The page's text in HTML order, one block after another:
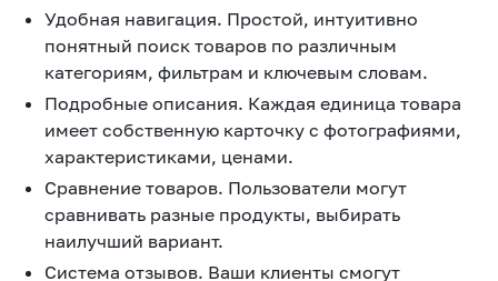
Удобная навигация. Простой, интуитивно
понятный поиск товаров по различным
категориям, фильтрам и ключевым словам.
Подробные описания. Каждая единица товара
имеет собственную карточку с фотографиями,
характеристиками, ценами.
Сравнение товаров. Пользователи могут
сравнивать разные продукты, выбирать
наилучший вариант.
Система отзывов. Ваши клиенты смогут